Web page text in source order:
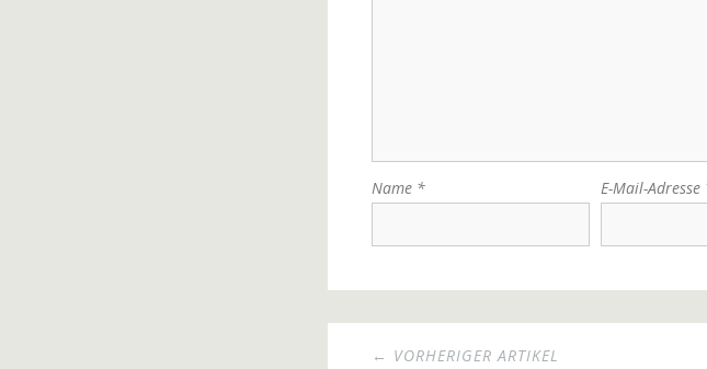
Name * E-Mail-Adresse
← VORHERIGER ARTIKEL